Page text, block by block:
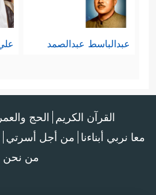
عبدالباسط عبدالصمد
القرآن الكريم الحج
معا نربي أبناءنا من أجل أسرتي
من نحن